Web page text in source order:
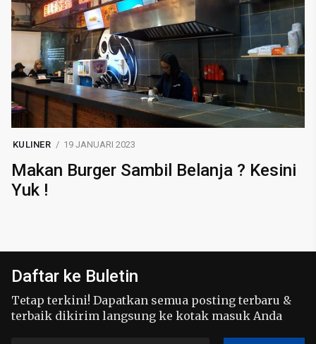
KULINER 19 JANUARI 2023
Makan Burger Sambil Belanja ? Kesini
Yuk !
Daftar ke Buletin
Tetap terkini! Dapatkan semua posting terbaru &
terbaik dikirim langsung ke kotak masuk Anda